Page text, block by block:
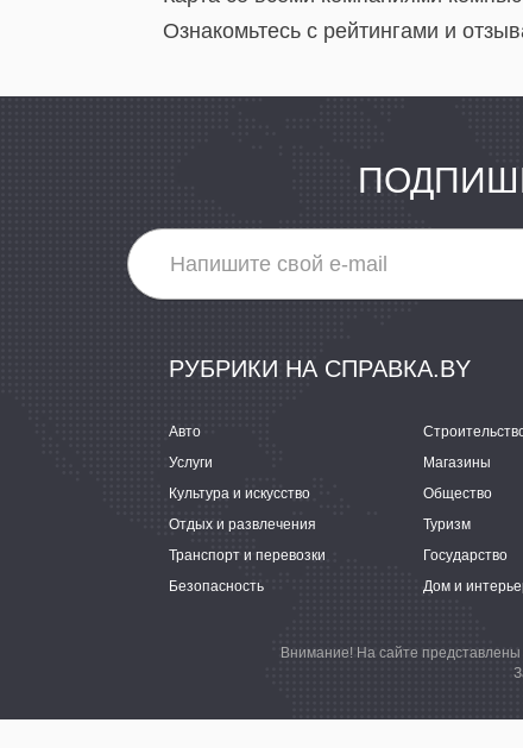
Ознакомьтесь с рейтингами и
РУБРИКИ НА СПРАВКА.BY
Авто
Услуги
Магазины
Культура и искусство
Общество
Отдых и развлечения
Туризм
Транспорт и перевозки
Государство
Безопасность
Дом и
Внимание! На сайте